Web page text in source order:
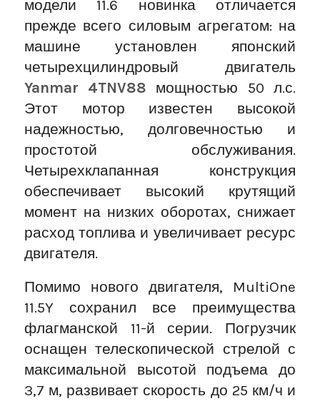
модели 11.6 новинка отличается
прежде всего силовым агрегатом: на
машине установлен японский
четырехцилиндровый двигатель
Yanmar 4TNV88 мощностью 50 л.с.
Этот мотор известен высокой
надежностью, долговечностью и
простотой обслуживания.
Четырехклапанная конструкция
обеспечивает высокий крутящий
момент на низких оборотах, снижает
расход топлива и увеличивает ресурс
двигателя.
Помимо нового двигателя, MultiOne
11.5Y сохранил все преимущества
флагманской 11-й серии. Погрузчик
оснащен телескопической стрелой с
максимальной высотой подъема до
3,7 м, развивает скорость до 25 км/ч и